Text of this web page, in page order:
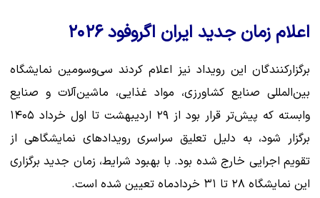
اعلام زمان جدید ایران اگروفود ۲۰۲۶
برگزارکنندگان این رویداد نیز اعلام کردند سی‌وسومین نمایشگاه
بین‌المللی صنایع کشاورزی، مواد غذایی، ماشین‌آلات و صنایع
وابسته که پیش‌تر قرار بود از ۲۹ اردیبهشت تا اول خرداد ۱۴۰۵
برگزار شود، به دلیل تعلیق سراسری رویدادهای نمایشگاهی از
تقویم اجرایی خارج شده بود. با بهبود شرایط، زمان جدید برگزاری
این نمایشگاه ۲۸ تا ۳۱ خردادماه تعیین شده است.